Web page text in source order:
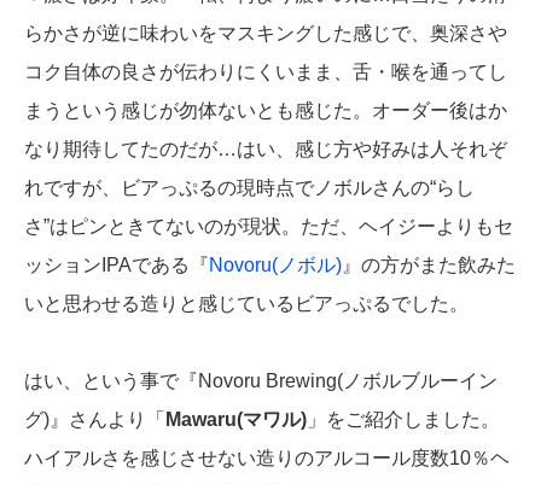
らかさが逆に味わいをマスキングした感じで、奥深さや
コク自体の良さが伝わりにくいまま、舌・喉を通ってし
まうという感じが勿体ないとも感じた。オーダー後はか
なり期待してたのだが…はい、感じ方や好みは人それぞ
れですが、ビアっぷるの現時点でノボルさんの“らし
さ”はピンときてないのが現状。ただ、ヘイジーよりもセ
ッションIPAである『Novoru(ノボル) 』の方がまた飲みた
いと思わせる造りと感じているビアっぷるでした。
はい、という事で『Novoru Brewing(ノボルブルーイン
グ)』さんより「 Mawaru(マワル) 」をご紹介しました。
ハイアルさを感じさせない造りのアルコール度数10％ヘ